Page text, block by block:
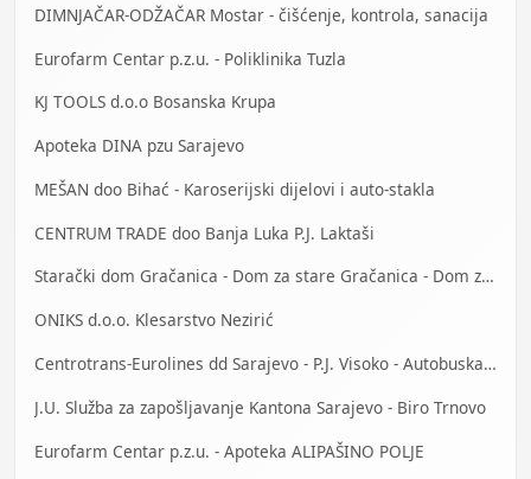
DIMNJAČAR-ODŽAČAR Mostar - čišćenje, kontrola, sanacija
Eurofarm Centar p.z.u. - Poliklinika Tuzla
KJ TOOLS d.o.o Bosanska Krupa
Apoteka DINA pzu Sarajevo
MEŠAN doo Bihać - Karoserijski dijelovi i auto-stakla
CENTRUM TRADE doo Banja Luka P.J. Laktaši
Starački dom Gračanica - Dom za stare Gračanica - Dom za stara lica Gračanica
ONIKS d.o.o. Klesarstvo Nezirić
Centrotrans-Eurolines dd Sarajevo - P.J. Visoko - Autobuska stanica
J.U. Služba za zapošljavanje Kantona Sarajevo - Biro Trnovo
Eurofarm Centar p.z.u. - Apoteka ALIPAŠINO POLJE